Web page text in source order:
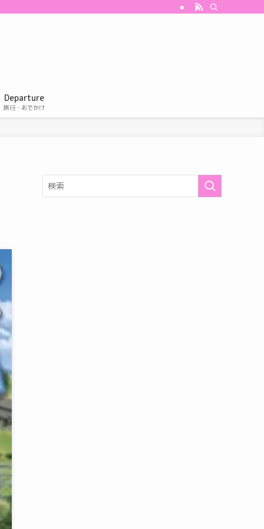
Departure
旅行・おでかけ